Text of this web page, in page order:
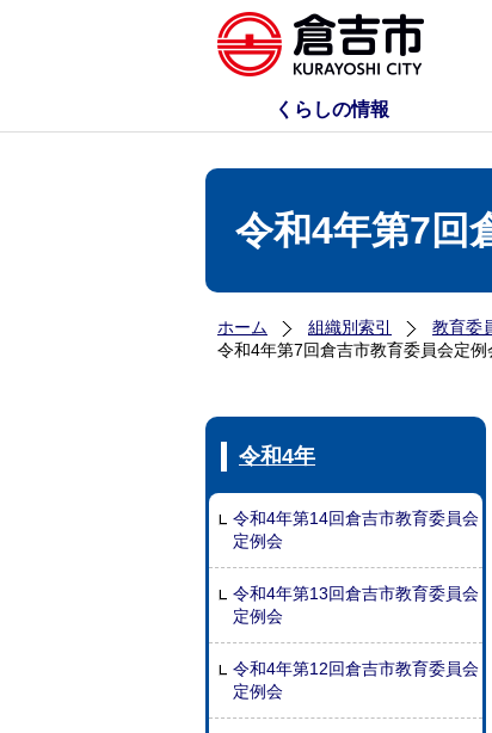
くらしの情報
令和4年第7回
ホーム 組織別索引 教育委
令和4年第7回倉吉市教育委員会定例
令和4年
令和4年第14回倉吉市教育委員会
定例会
令和4年第13回倉吉市教育委員会
定例会
令和4年第12回倉吉市教育委員会
定例会